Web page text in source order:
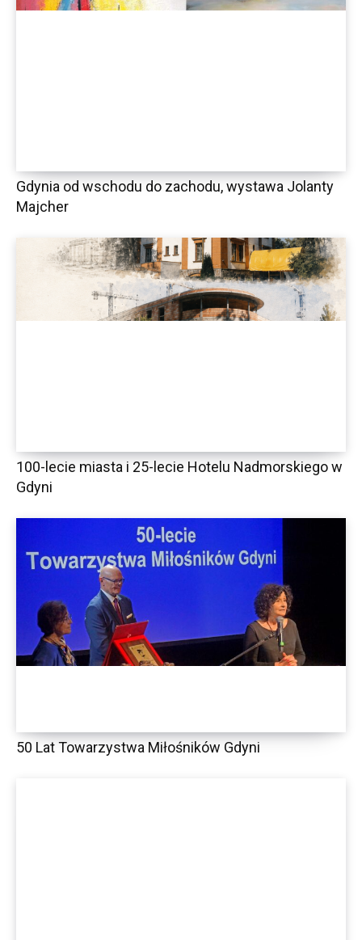
Gdynia od wschodu do zachodu, wystawa Jolanty
Majcher
100-lecie miasta i 25-lecie Hotelu Nadmorskiego w
Gdyni
50 Lat Towarzystwa Miłośników Gdyni